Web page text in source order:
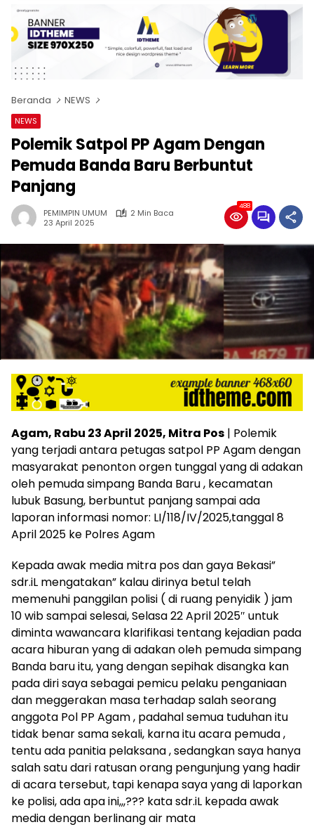
Beranda NEWS
NEWS
Polemik Satpol PP Agam Dengan
Pemuda Banda Baru Berbuntut
Panjang
PEMIMPIN UMUM
2 Min Baca
23 April 2025
488
Agam, Rabu 23 April 2025, Mitra Pos | Polemik
yang terjadi antara petugas satpol PP Agam dengan
masyarakat penonton orgen tunggal yang di adakan
oleh pemuda simpang Banda Baru , kecamatan
lubuk Basung, berbuntut panjang sampai ada
laporan informasi nomor: LI/118/IV/2025,tanggal 8
April 2025 ke Polres Agam
Kepada awak media mitra pos dan gaya Bekasi”
sdr.iL mengatakan” kalau dirinya betul telah
memenuhi panggilan polisi ( di ruang penyidik ) jam
10 wib sampai selesai, Selasa 22 April 2025″ untuk
diminta wawancara klarifikasi tentang kejadian pada
acara hiburan yang di adakan oleh pemuda simpang
Banda baru itu, yang dengan sepihak disangka kan
pada diri saya sebagai pemicu pelaku penganiaan
dan meggerakan masa terhadap salah seorang
anggota Pol PP Agam , padahal semua tuduhan itu
tidak benar sama sekali, karna itu acara pemuda ,
tentu ada panitia pelaksana , sedangkan saya hanya
salah satu dari ratusan orang pengunjung yang hadir
di acara tersebut, tapi kenapa saya yang di laporkan
ke polisi, ada apa ini,,,??? kata sdr.iL kepada awak
media dengan berlinang air mata